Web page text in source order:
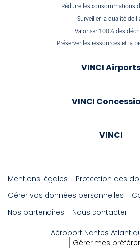
Réduire les consommations
Surveiller la qualité de
Valoriser 100% des
Préserver les ressources et la
VINCI Airports
VINCI
VINCI
Mentions légales
Protection des
Gérer vos données personnelles
Nos partenaires
Nous contacter
Aéroport Nantes
Gérer mes